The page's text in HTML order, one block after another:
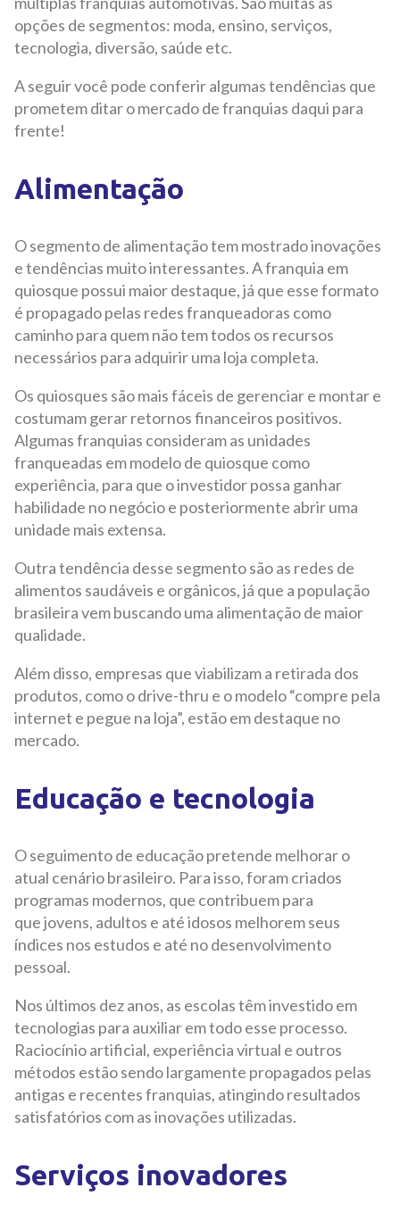
opções de segmentos: moda, ensino, serviços,
tecnologia, diversão, saúde etc.
A seguir você pode conferir algumas tendências que
prometem ditar o mercado de franquias daqui para
frente!
Alimentação
O segmento de alimentação tem mostrado inovações
e tendências muito interessantes. A franquia em
quiosque possui maior destaque, já que esse formato
é propagado pelas redes franqueadoras como
caminho para quem não tem todos os recursos
necessários para adquirir uma loja completa.
Os quiosques são mais fáceis de gerenciar e montar e
costumam gerar retornos financeiros positivos.
Algumas franquias consideram as unidades
franqueadas em modelo de quiosque como
experiência, para que o investidor possa ganhar
habilidade no negócio e posteriormente abrir uma
unidade mais extensa.
Outra tendência desse segmento são as redes de
alimentos saudáveis e orgânicos, já que a população
brasileira vem buscando uma alimentação de maior
qualidade.
Além disso, empresas que viabilizam a retirada dos
produtos, como o drive-thru e o modelo “compre pela
internet e pegue na loja”, estão em destaque no
mercado.
Educação e tecnologia
O seguimento de educação pretende melhorar o
atual cenário brasileiro. Para isso, foram criados
programas modernos, que contribuem para
que jovens, adultos e até idosos melhorem seus
índices nos estudos e até no desenvolvimento
pessoal.
Nos últimos dez anos, as escolas têm investido em
tecnologias para auxiliar em todo esse processo.
Raciocínio artificial, experiência virtual e outros
métodos estão sendo largamente propagados pelas
antigas e recentes franquias, atingindo resultados
satisfatórios com as inovações utilizadas.
Serviços inovadores